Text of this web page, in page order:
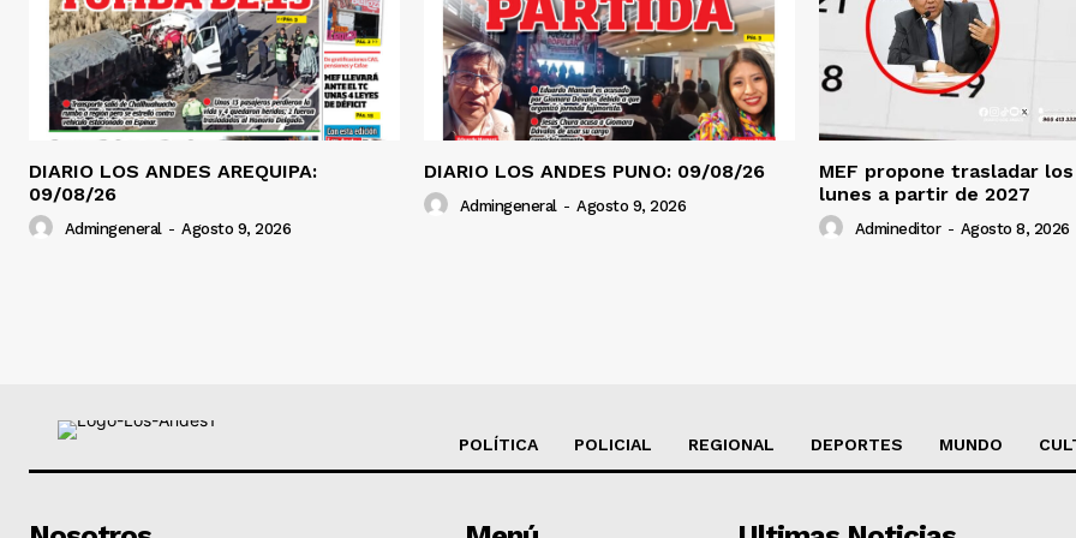
DIARIO LOS ANDES AREQUIPA:
09/08/26
Admingeneral - Agosto 9, 2026
DIARIO LOS ANDES PUNO: 09/08/26
Admingeneral - Agosto 9, 2026
MEF propone trasladar
lunes a partir de 2027
Admineditor - Agosto 8, 2026
POLÍTICA POLICIAL REGIONAL DEPORTES MUNDO